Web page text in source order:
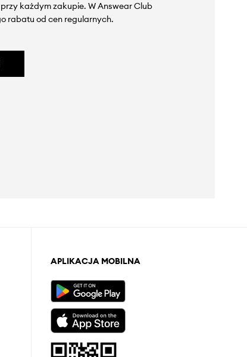
każdym zakupie. W Answear Club
rabatu od cen regularnych.
APLIKACJA MOBILNA